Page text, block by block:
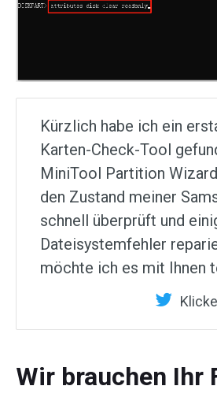
Kürzlich habe ich ein
Karten-Check-Tool
MiniTool Partition
den Zustand meiner
schnell überprüft und
Dateisystemfehler
möchte ich es mit Ihnen
Wir brauchen Ihr